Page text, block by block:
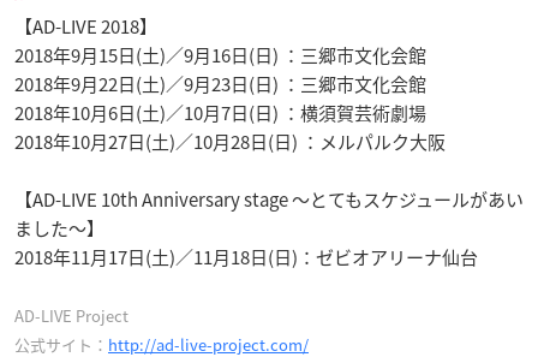
【AD-LIVE 2018】
2018年9月15日(土)／9月16日(日) ：三郷市文化会館
2018年9月22日(土)／9月23日(日) ：三郷市文化会館
2018年10月6日(土)／10月7日(日) ：横須賀芸術劇場
2018年10月27日(土)／10月28日(日) ：メルパルク大阪
【AD-LIVE 10th Anniversary stage ～とてもスケジュールがあい
ました～】
2018年11月17日(土)／11月18日(日)：ゼビオアリーナ仙台
AD-LIVE Project
公式サイト： http://ad-live-project.com/